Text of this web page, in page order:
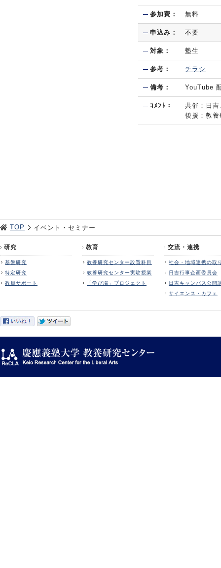
参加費： 無料
申込み： 不要
対象： 塾生
参考： チラシ
備考： YouTube
ｺﾒﾝﾄ：
共催：日
後援：教
TOP イベント・セミナー
研究
基盤研究
特定研究
教員サポート
教育
教養研究センター設置科目
教養研究センター実験授業
「学び場」プロジェクト
交流・連携
社会・地域連携の取
日吉行事企画委員会
日吉キャンパス公開
サイエンス・カフェ